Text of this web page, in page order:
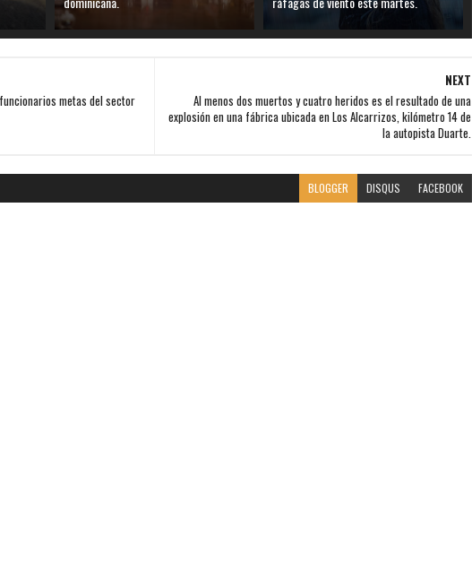
NEXT
Al menos dos muertos y cuatro heridos es el resultado de una
explosión en una fábrica ubicada en Los Alcarrizos, kilómetro 14 de
la autopista Duarte.
metas del sector
BLOGGER DISQUS FACEBOOK